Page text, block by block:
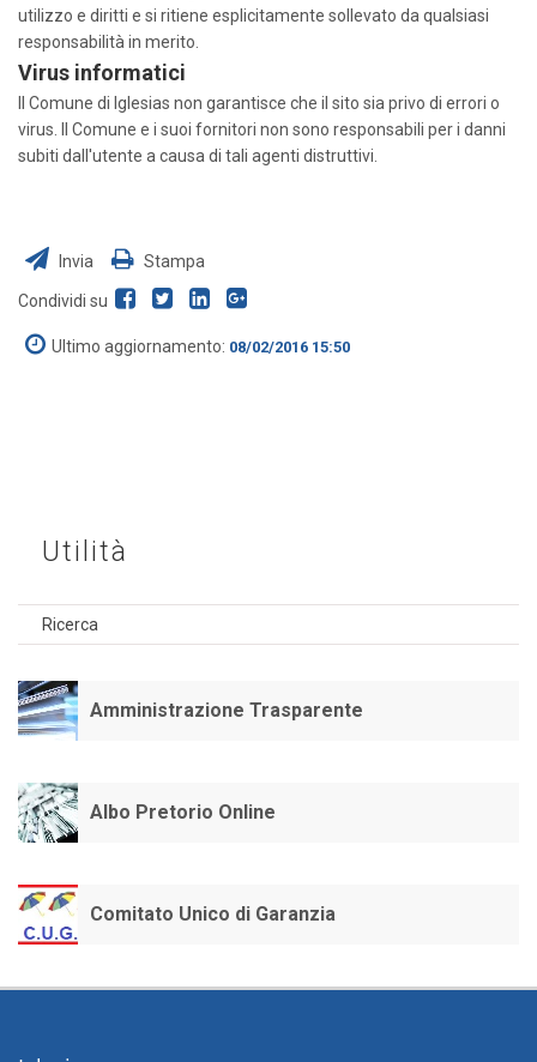
utilizzo e diritti e si ritiene esplicitamente sollevato da qualsiasi
responsabilità in merito.
Virus informatici
Il Comune di Iglesias non garantisce che il sito sia privo di errori o
virus. Il Comune e i suoi fornitori non sono responsabili per i danni
subiti dall'utente a causa di tali agenti distruttivi.
Invia Stampa
Condividi su
Ultimo aggiornamento: 08/02/2016 15:50
Utilità
Ricerca
Amministrazione Trasparente
Albo Pretorio Online
Comitato Unico di Garanzia